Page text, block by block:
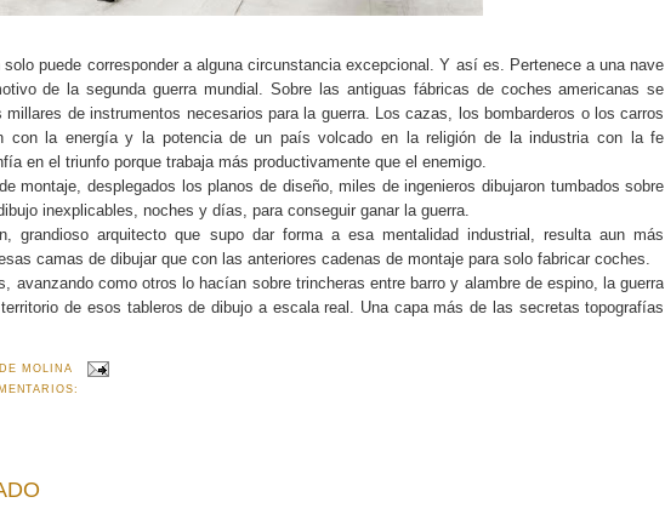
puede corresponder a alguna circunstancia excepcional. Y así es. Pertenece a una nave
de la segunda guerra mundial. Sobre las antiguas fábricas de coches americanas se
millares de instrumentos necesarios para la guerra. Los cazas, los bombarderos o los carros
con la energía y la potencia de un país volcado en la religión de la industria con la fe
en el triunfo porque trabaja más productivamente que el enemigo.
montaje, desplegados los planos de diseño, miles de ingenieros dibujaron tumbados sobre
inexplicables, noches y días, para conseguir ganar la guerra.
grandioso arquitecto que supo dar forma a esa mentalidad industrial, resulta aun más
camas de dibujar que con las anteriores cadenas de montaje para solo fabricar coches.
avanzando como otros lo hacían sobre trincheras entre barro y alambre de espino, la guerra
de esos tableros de dibujo a escala real. Una capa más de las secretas topografías
MOLINA